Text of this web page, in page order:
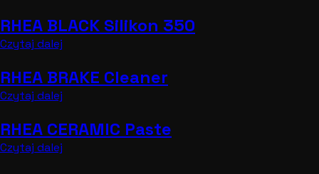
RHEA BLACK Silikon 350
Czytaj dalej
RHEA BRAKE Cleaner
Czytaj dalej
RHEA CERAMIC Paste
Czytaj dalej